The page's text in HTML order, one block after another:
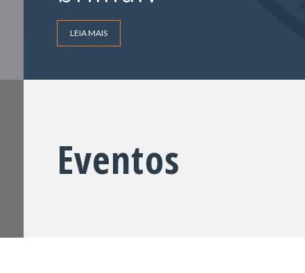
LEIA MAIS
Eventos